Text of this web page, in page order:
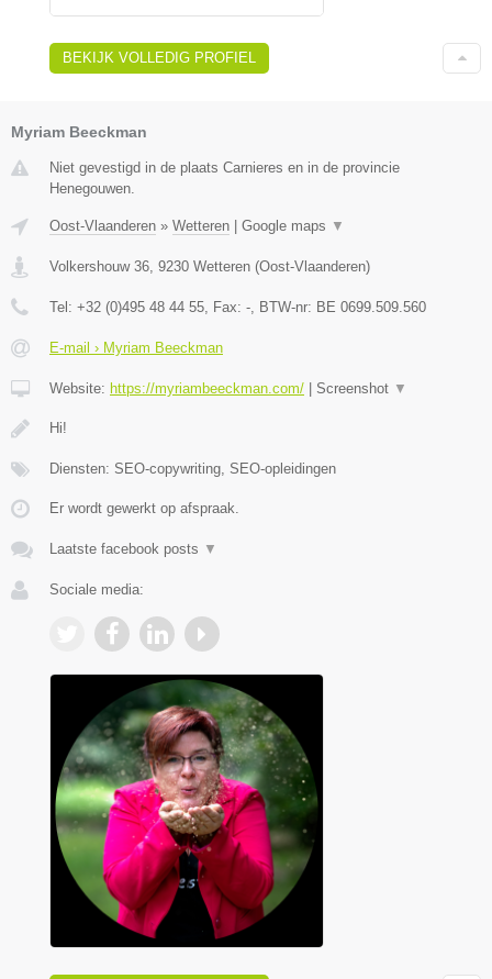
BEKIJK VOLLEDIG PROFIEL
Myriam Beeckman
Niet gevestigd in de plaats Carnieres en in de provincie
Henegouwen.
Oost-Vlaanderen » Wetteren Google maps ▼
Volkershouw 36 9230 Wetteren (Oost-Vlaanderen)
Tel: +32 (0)495 48 44 55 , Fax: - , BTW-nr: BE 0699.509.560
E-mail › Myriam Beeckman
Website: https://myriambeeckman.com/ Screenshot ▼
Hi!
Diensten: SEO-copywriting, SEO-opleidingen
Er wordt gewerkt op afspraak.
Laatste facebook posts ▼
Sociale media: